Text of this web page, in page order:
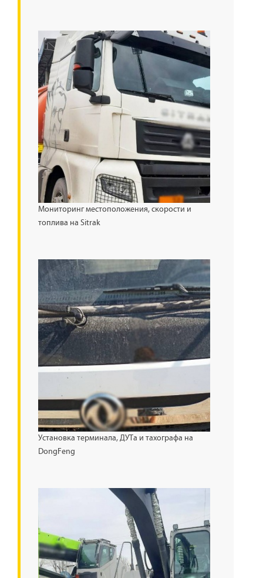
Мониторинг местоположения, скорости и
топлива на Sitrak
Установка терминала, ДУТа и тахографа на
DongFeng